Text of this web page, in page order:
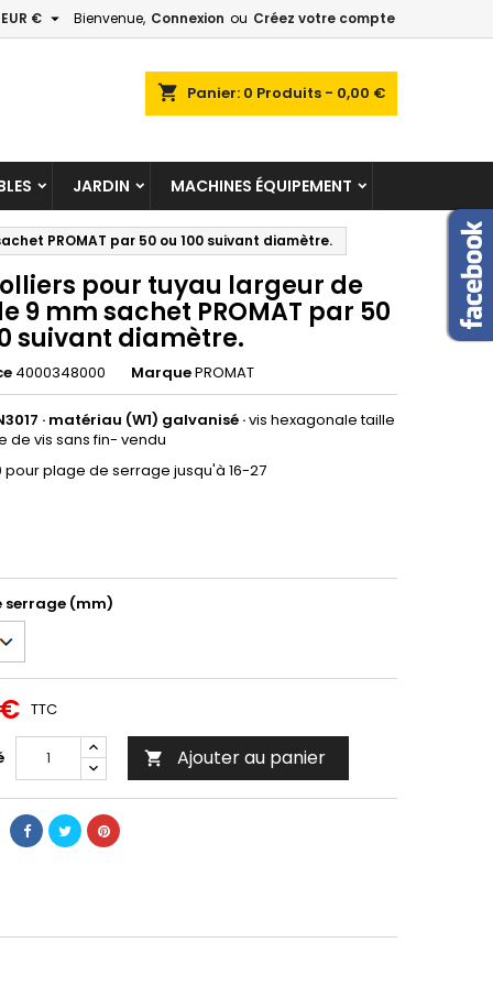
Bienvenue, Connexion ou Créez votre compte
EUR € 
shopping_cart Panier: 0 Produits - 0,00 €
JARDIN MACHINES ÉQUIPEMENT
PROMAT par 50 ou 100 suivant diamètre.
pour tuyau largeur de
9 mm sachet PROMAT par 50
suivant diamètre.
4000348000 MarquePROMAT
· matériau (W1) galvanisé ·vis hexagonale taille
de vis sans fin- vendu
pour plage de serrage jusqu'à 16-27
serrage (mm)
TTC
 Ajouter au panier